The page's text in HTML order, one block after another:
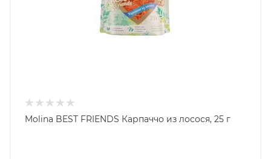
Molina BEST FRIENDS Карпаччо из лосося, 25 г